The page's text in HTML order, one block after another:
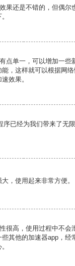
果还是不错的，但偶尔
点单一，可以增加一些
，这样就可以根据网
效果。
序已经为我们带来了无
，使用起来非常方便。
很高，使用过程中不会
其他的加速器app，经